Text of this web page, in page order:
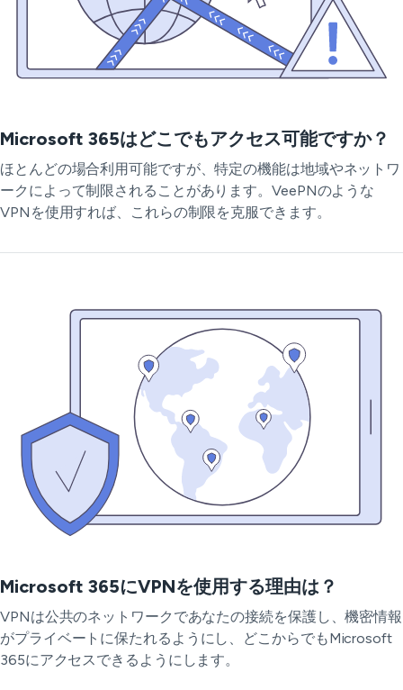
Microsoft 365はどこでもアクセス可能ですか？
ほとんどの場合利用可能ですが、特定の機能は地域やネットワ
ークによって制限されることがあります。VeePNのような
VPNを使用すれば、これらの制限を克服できます。
Microsoft 365にVPNを使用する理由は？
VPNは公共のネットワークであなたの接続を保護し、機密情報
がプライベートに保たれるようにし、どこからでもMicrosoft
365にアクセスできるようにします。